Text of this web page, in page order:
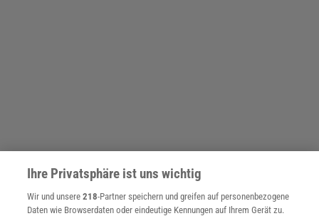
Ihre Privatsphäre ist uns wichtig
Wir und unsere218-Partner speichern und greifen auf personenbezogene
Daten wie Browserdaten oder eindeutige Kennungen auf Ihrem Gerät zu.